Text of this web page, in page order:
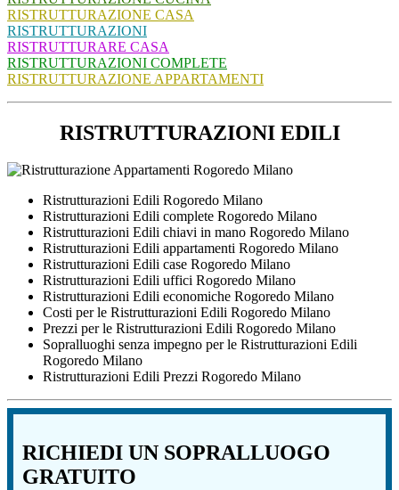
RISTRUTTURAZIONE CASA
RISTRUTTURAZIONI
RISTRUTTURARE CASA
RISTRUTTURAZIONI COMPLETE
RISTRUTTURAZIONE APPARTAMENTI
RISTRUTTURAZIONI EDILI
Ristrutturazioni Edili Rogoredo Milano
Ristrutturazioni Edili complete Rogoredo Milano
Ristrutturazioni Edili chiavi in mano Rogoredo Milano
Ristrutturazioni Edili appartamenti Rogoredo Milano
Ristrutturazioni Edili case Rogoredo Milano
Ristrutturazioni Edili uffici Rogoredo Milano
Ristrutturazioni Edili economiche Rogoredo Milano
Costi per le Ristrutturazioni Edili Rogoredo Milano
Prezzi per le Ristrutturazioni Edili Rogoredo Milano
Sopralluoghi senza impegno per le Ristrutturazioni Edili
Rogoredo Milano
Ristrutturazioni Edili Prezzi Rogoredo Milano
RICHIEDI UN SOPRALLUOGO
GRATUITO